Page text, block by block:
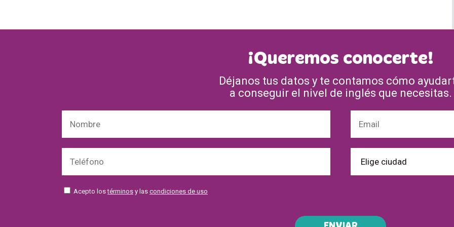
¡Queremos conocerte!
Déjanos tus datos y te contamos cómo
a conseguir el nivel de inglés que necesitas.
Acepto lostérminos y las condiciones de uso